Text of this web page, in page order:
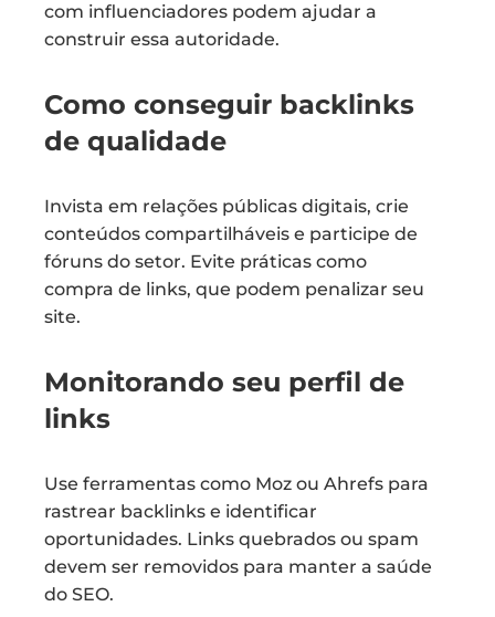
com influenciadores podem ajudar a
construir essa autoridade.
Como conseguir backlinks
de qualidade
Invista em relações públicas digitais, crie
conteúdos compartilháveis e participe de
fóruns do setor. Evite práticas como
compra de links, que podem penalizar seu
site.
Monitorando seu perfil de
links
Use ferramentas como Moz ou Ahrefs para
rastrear backlinks e identificar
oportunidades. Links quebrados ou spam
devem ser removidos para manter a saúde
do SEO.